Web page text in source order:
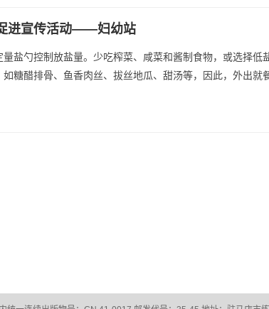
进宣传活动——妇幼站
盐勺控制放盐量。少吃榨菜、咸菜和酱制食物，或选择低
糖醋排骨、鱼香肉丝、拔丝地瓜、甜汤等，因此，外出就